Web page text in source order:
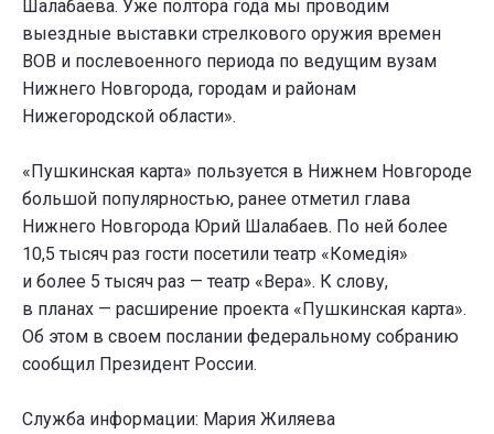
Шалабаева. Уже полтора года мы проводим
выездные выставки стрелкового оружия времен
ВОВ и послевоенного периода по ведущим вузам
Нижнего Новгорода, городам и районам
Нижегородской области».
«Пушкинская карта» пользуется в Нижнем Новгороде
большой популярностью, ранее отметил глава
Нижнего Новгорода Юрий Шалабаев. По ней более
10,5 тысяч раз гости посетили театр «Комедiя»
и более 5 тысяч раз — театр «Вера». К слову,
в планах — расширение проекта «Пушкинская карта».
Об этом в своем послании федеральному собранию
сообщил Президент России.
Служба информации: Мария Жиляева